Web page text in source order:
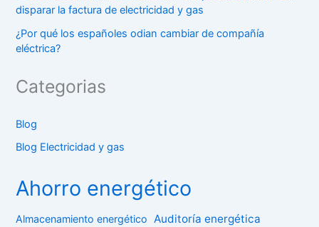
disparar la factura de electricidad y gas
¿Por qué los españoles odian cambiar de compañía
eléctrica?
Categorias
Blog
Blog Electricidad y gas
Ahorro energético
Almacenamiento energético Auditoría energética